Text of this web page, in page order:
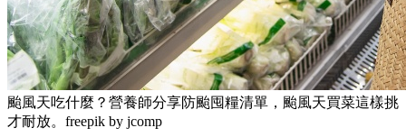
颱風天吃什麼？營養師分享防颱囤糧清單，颱風天買菜這樣挑
才耐放。freepik by jcomp